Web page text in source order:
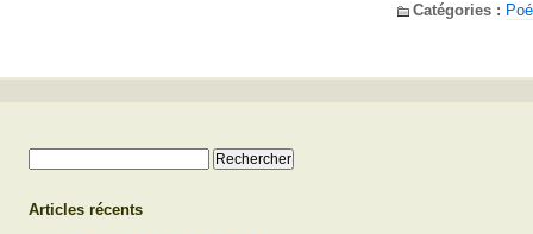
Catégories :
Articles récents